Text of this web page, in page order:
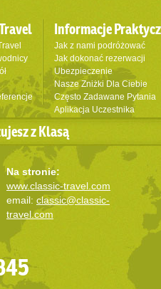
Informacje
Jak z nami podróżować
Jak dokonać rezerwacji
Ubezpieczenie
Nasze Zniżki Dla Ciebie
Często Zadawane Pytania
Aplikacja Uczestnika
z Klasą
Na stronie:
www.classic-travel.com
email: classic@classic-
travel.com